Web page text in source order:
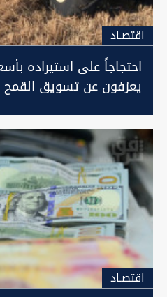
اقتصـاد
احتجاجاً على استيراده
يعزفون عن تسويق القمح
اقتصـاد